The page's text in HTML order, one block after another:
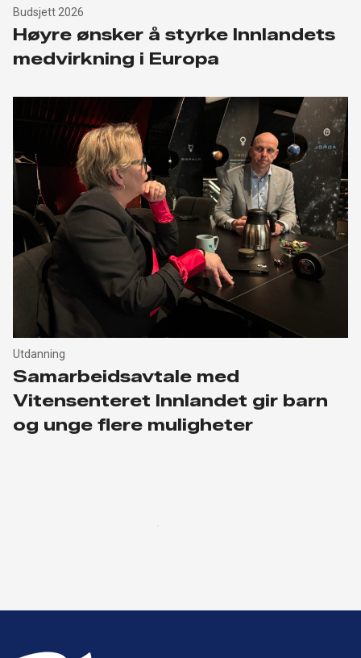
Budsjett 2026
Høyre ønsker å styrke Innlandets
medvirkning i Europa
Utdanning
Samarbeidsavtale med
Vitensenteret Innlandet gir barn
og unge flere muligheter